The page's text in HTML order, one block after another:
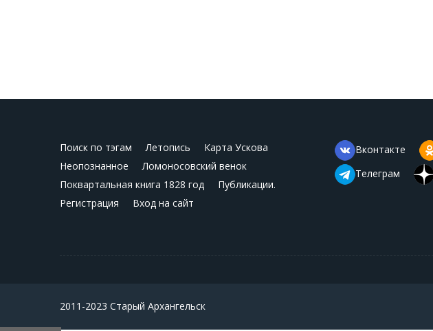
Поиск по тэгам Летопись
Карта Ускова
Неопознанное
Ломоносовский венок
Поквартальная книга 1828 год
Публикации.
Регистрация
Вход на сайт
Вконтакте
Телеграм
2011-2023 Старый Архангельск